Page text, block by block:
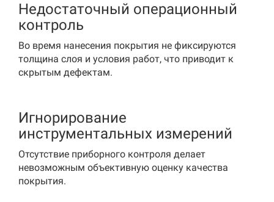
Недостаточный операционный
контроль
Во время нанесения покрытия не фиксируются
толщина слоя и условия работ, что приводит к
скрытым дефектам.
Игнорирование
инструментальных измерений
Отсутствие приборного контроля делает
невозможным объективную оценку качества
покрытия.